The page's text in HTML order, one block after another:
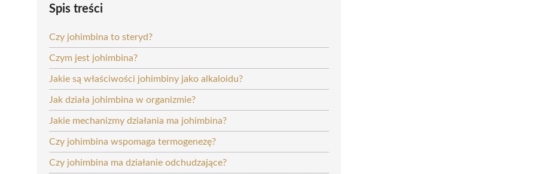
Spis treści
Czy johimbina to steryd?
Czym jest johimbina?
Jakie są właściwości johimbiny jako alkaloidu?
Jak działa johimbina w organizmie?
Jakie mechanizmy działania ma johimbina?
Czy johimbina wspomaga termogenezę?
Czy johimbina ma działanie odchudzające?